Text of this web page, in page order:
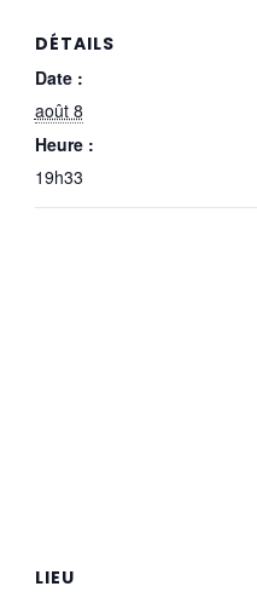
DÉTAILS
Date :
août 8
Heure :
19h33
LIEU